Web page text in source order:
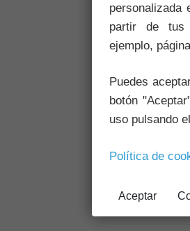
personalizada
partir de tus
ejemplo,
Puedes
botón
uso pulsando
Política de
Aceptar